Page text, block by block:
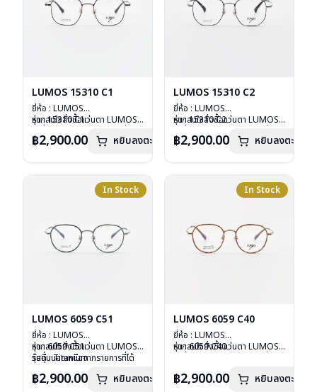
LUMOS 15310 C1
ยี่ห้อ : LUMOS
รุ่น : 15310 C1
เลนส์ : Demo Lens
น้ำหนัก : 16 กรัม
อุปกรณ์ : กล่องแว่น , ผ้าเช็ดแว่น
หากสนใจสั่งชื้อแว่นตา LUMOS
ลงไว้กรุณาติดต่อเราคลิก
฿2,900.00 หยิบลงตะกร้า
LUMOS 15310 C2
ยี่ห้อ : LUMOS
รุ่น : 15310 C2
เลนส์ : Demo Lens
น้ำหนัก : 16 กรัม
อุปกรณ์ : กล่องแว่น , ผ้าเช็ดแว่น
หากสนใจสั่งชื้อแว่นตา LUMOS
ลงไว้กรุณาติดต่อเราคลิก
฿2,900.00 หยิบลงตะกร้า
In Stock
LUMOS 6059 C51
ยี่ห้อ : LUMOS
รุ่น : 6059 C51
วัสดุ : Titanium
บานพับ : ไม่มีสปริง
หากสนใจสั่งชื้อแว่นตา LUMOS
รุ่นอื่นนอกเหนือจากรายการที่ได้
฿2,900.00 หยิบลงตะกร้า
In Stock
LUMOS 6059 C40
ยี่ห้อ : LUMOS
รุ่น : 6059 C40
บานพับ : ไม่มีสปริง
หากสนใจสั่งชื้อแว่นตา LUMOS
฿2,900.00 หยิบลงตะกร้า